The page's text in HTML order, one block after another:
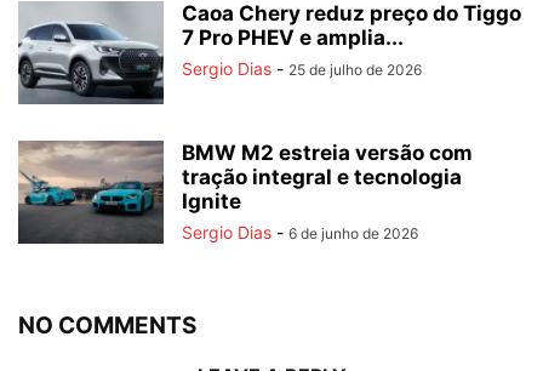
Caoa Chery reduz preço do Tiggo
7 Pro PHEV e amplia...
Sergio Dias - 25 de julho de 2026
BMW M2 estreia versão com
tração integral e tecnologia
Ignite
Sergio Dias - 6 de junho de 2026
NO COMMENTS